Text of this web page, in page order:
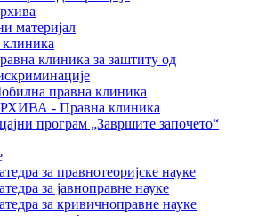
материјал
клиника за заштиту од
правна клиника
- Правна клиника
програм „Завршите започето“
за правнотеоријске науке
за јавноправне науке
за кривичноправне науке